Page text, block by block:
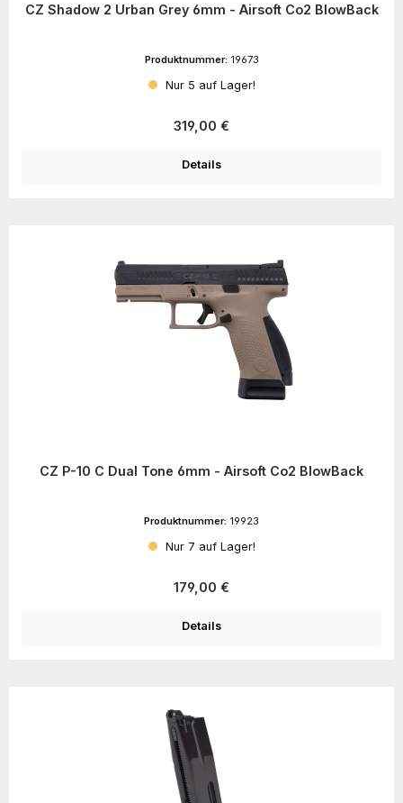
CZ Shadow 2 Urban Grey 6mm - Airsoft Co2 BlowBack
Produktnummer: 19673
Nur 5 auf Lager!
Regulärer Preis:
319,00 €
Details
CZ P-10 C Dual Tone 6mm - Airsoft Co2 BlowBack
Produktnummer: 19923
Nur 7 auf Lager!
Regulärer Preis:
179,00 €
Details